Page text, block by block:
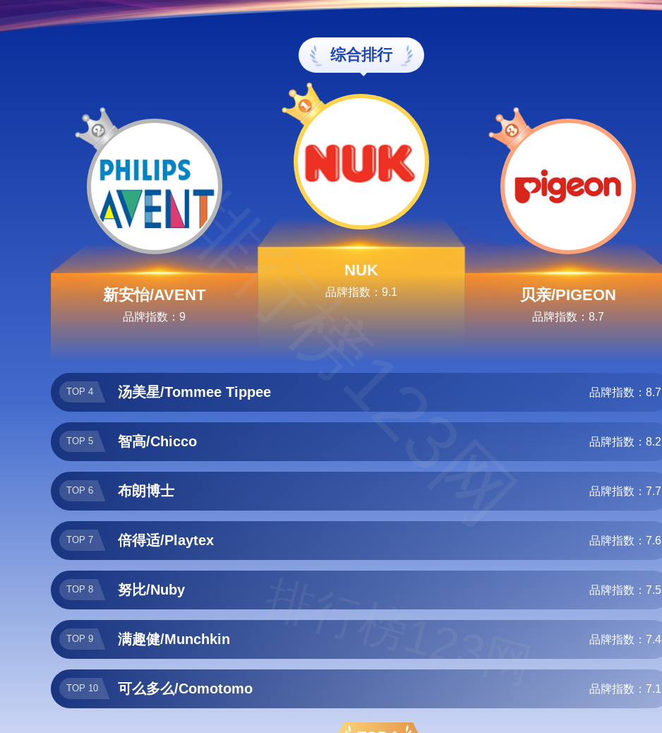
综合排行
新安怡/AVENT
品牌指数：9
NUK
品牌指数：9.1 贝亲/PIGEON
品牌指数：8.7
TOP 4 汤美星/Tommee Tippee 品牌指数：8.7
TOP 5 智高/Chicco 品牌指数：8.2
TOP 6 布朗博士 品牌指数：7.7
TOP 7 倍得适/Playtex 品牌指数：7.6
TOP 8 努比/Nuby 品牌指数：7.5
TOP 9 满趣健/Munchkin 品牌指数：7.4
TOP 10 可么多么/Comotomo 品牌指数：7.1
排行榜123网
排行榜123网